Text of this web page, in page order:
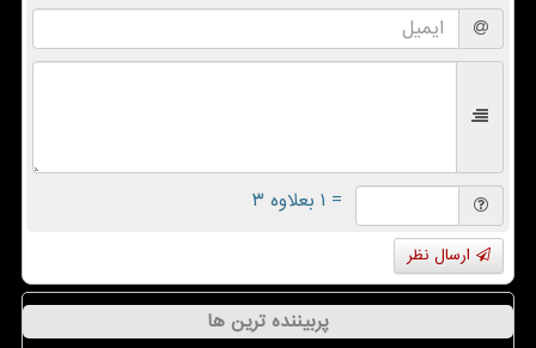
= ۱ بعلاوه ۳
ارسال نظر
پربیننده ترین ها